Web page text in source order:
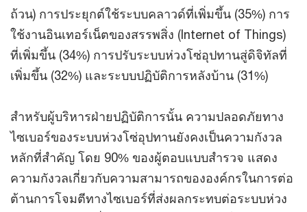
ถ้วน) การประยุกต์ใช้ระบบคลาวด์ที่เพิ่มขึ้น (35%) การ
ใช้งานอินเทอร์เน็ตของสรรพสิ่ง (Internet of Things)
ที่เพิ่มขึ้น (34%) การปรับระบบห่วงโซ่อุปทานสู่ดิจิทัลที่
เพิ่มขึ้น (32%) และระบบปฏิบัติการหลังบ้าน (31%)
สำหรับผู้บริหารฝ่ายปฏิบัติการนั้น ความปลอดภัยทาง
ไซเบอร์ของระบบห่วงโซ่อุปทานยังคงเป็นความกังวล
หลักที่สำคัญ โดย 90% ของผู้ตอบแบบสำรวจ แสดง
ความกังวลเกี่ยวกับความสามารถขององค์กรในการต่อ
ต้านการโจมตีทางไซเบอร์ที่ส่งผลกระทบต่อระบบห่วง